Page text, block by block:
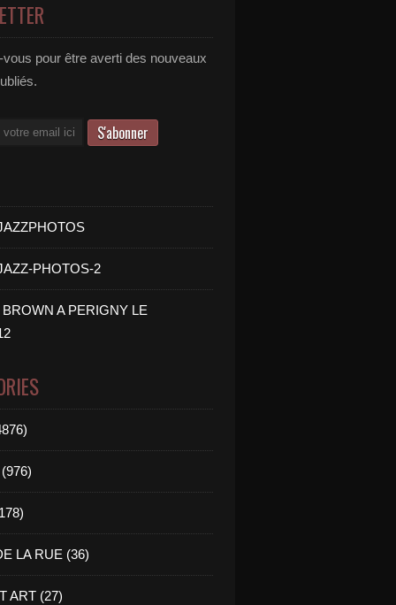
pour être averti des nouveaux
PHOTOS-2
A PERIGNY LE
LA RUE (36)
ART (27)